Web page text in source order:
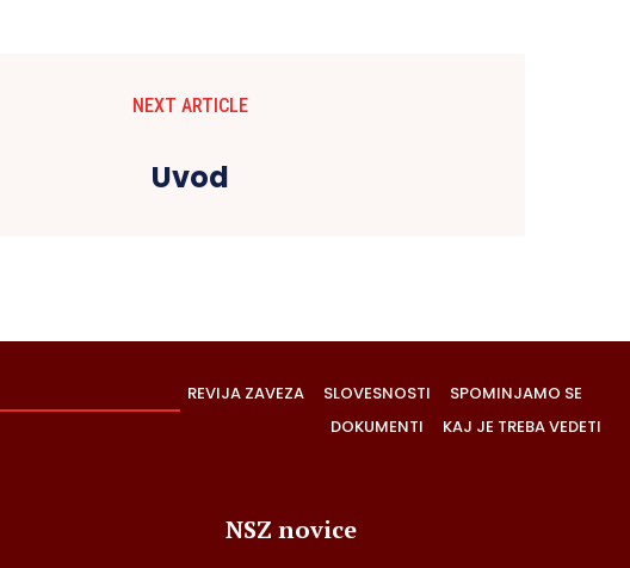
NEXT ARTICLE
Uvod
REVIJA ZAVEZA SLOVESNOSTI
SPOMINJAMO SE
DOKUMENTI
KAJ JE TREBA VEDETI
NSZ novice